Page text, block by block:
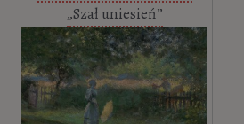
„Szał uniesień”